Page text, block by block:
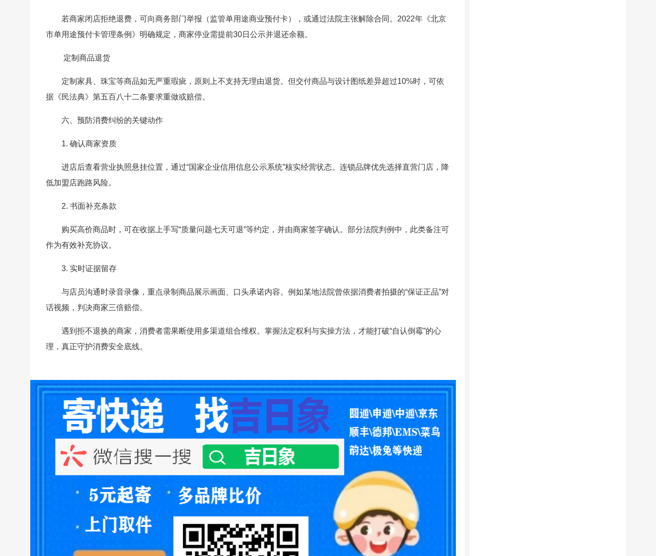
若商家闭店拒绝退费，可向商务部门举报（监管单用途商业预付卡），或通过法院主张解除合同。2022年《北京
市单用途预付卡管理条例》明确规定，商家停业需提前30日公示并退还余额。
定制商品退货
定制家具、珠宝等商品如无严重瑕疵，原则上不支持无理由退货。但交付商品与设计图纸差异超过10%时，可依
据《民法典》第五百八十二条要求重做或赔偿。
六、预防消费纠纷的关键动作
1. 确认商家资质
进店后查看营业执照悬挂位置，通过“国家企业信用信息公示系统”核实经营状态。连锁品牌优先选择直营门店，降
低加盟店跑路风险。
2. 书面补充条款
购买高价商品时，可在收据上手写“质量问题七天可退”等约定，并由商家签字确认。部分法院判例中，此类备注可
作为有效补充协议。
3. 实时证据留存
与店员沟通时录音录像，重点录制商品展示画面、口头承诺内容。例如某地法院曾依据消费者拍摄的“保证正品”对
话视频，判决商家三倍赔偿。
遇到拒不退换的商家，消费者需果断使用多渠道组合维权。掌握法定权利与实操方法，才能打破“自认倒霉”的心
理，真正守护消费安全底线。